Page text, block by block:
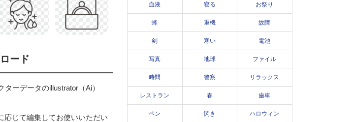
ード
ーデータのillustrator（Ai）
応じて編集してお使いいただい
血液 寝る お祭り
蜂 重機 故障
剣 寒い 電池
写真 地球 ファイル
時間 警察 リラックス
レストラン 春 歯車
ペン 閃き ハロウィン